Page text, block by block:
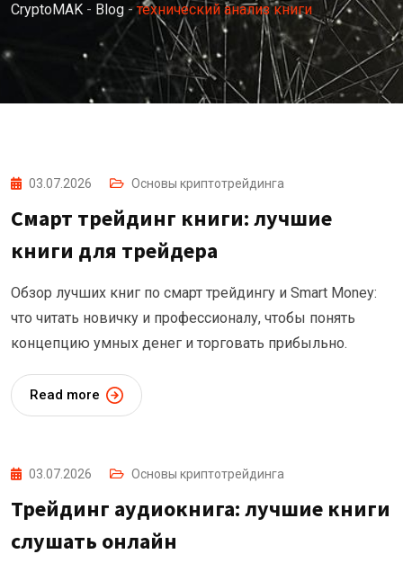
CryptoMAK - Blog -технический анализ книги
03.07.2026 Основы криптотрейдинга
Смарт трейдинг книги: лучшие
книги для трейдера
Обзор лучших книг по смарт трейдингу и Smart Money:
что читать новичку и профессионалу, чтобы понять
концепцию умных денег и торговать прибыльно.
Read more
03.07.2026 Основы криптотрейдинга
Трейдинг аудиокнига: лучшие книги
слушать онлайн